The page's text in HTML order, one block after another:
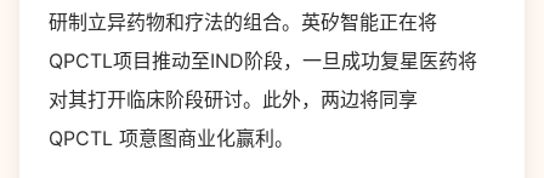
研制立异药物和疗法的组合。英矽智能正在将
QPCTL项目推动至IND阶段，一旦成功复星医药将
对其打开临床阶段研讨。此外，两边将同享
QPCTL 项意图商业化赢利。